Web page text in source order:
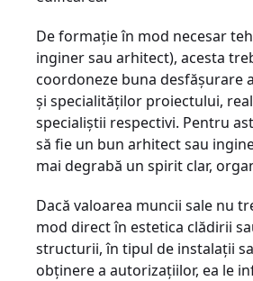
De formație în mod necesar
inginer sau arhitect), acesta
coordoneze buna desfășurare
și specialităților proiectului,
specialiștii respectivi. Pentru
să fie un bun arhitect sau
mai degrabă un spirit clar,
Dacă valoarea muncii sale nu
mod direct în estetica clădirii
structurii, în tipul de instalații
obținere a autorizațiilor, ea le